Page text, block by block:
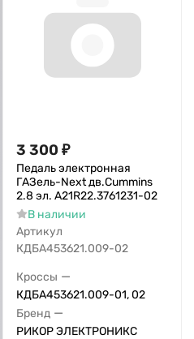
3 300 ₽
Педаль электронная
ГАЗель-Next дв.Cummins
2.8 эл. А21R22.3761231-02
В наличии
Артикул
КДБА453621.009-02
Кроссы —
КДБА453621.009-01, 02
Бренд —
РИКОР ЭЛЕКТРОНИКС